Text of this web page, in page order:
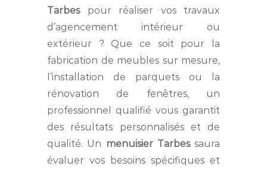
Tarbespour réaliser vos travaux
d’agencement intérieur ou
extérieur ? Que ce soit pour la
fabrication de meubles sur mesure,
l’installation de parquets ou la
rénovation de fenêtres, un
professionnel qualifié vous garantit
des résultats personnalisés et de
qualité. Un menuisier Tarbessaura
évaluer vos besoins spécifiques et